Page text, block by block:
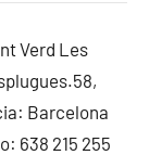
Verd Les
Barcelona
638 215 255